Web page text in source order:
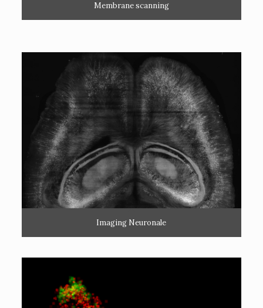
Membrane scanning
Imaging Neuronale